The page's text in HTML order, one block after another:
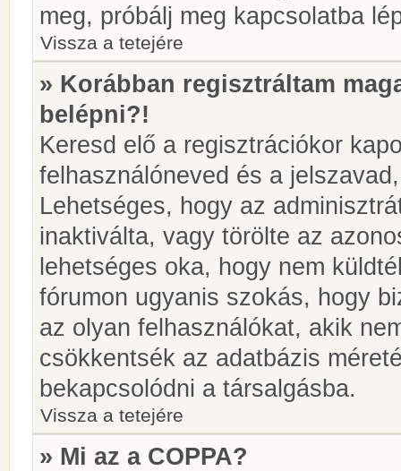
meg, próbálj meg kapcsolatba
Vissza a tetejére
» Korábban regisztráltam
belépni?!
Keresd elő a regisztrációkor
felhasználóneved és a
Lehetséges, hogy az
inaktiválta, vagy törölte az
lehetséges oka, hogy nem
fórumon ugyanis szokás, hogy
az olyan felhasználókat, akik
csökkentsék az adatbázis
bekapcsolódni a társalgásba.
Vissza a tetejére
» Mi az a COPPA?